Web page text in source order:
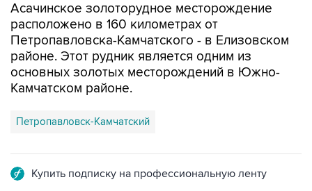
Асачинское золоторудное месторождение
расположено в 160 километрах от
Петропавловска-Камчатского - в Елизовском
районе. Этот рудник является одним из
основных золотых месторождений в Южно-
Камчатском районе.
Петропавловск-Камчатский
Купить подписку на профессиональную ленту